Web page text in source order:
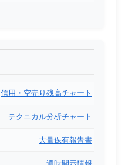
信用・空売り残高チャート
テクニカル分析チャート
大量保有報告書